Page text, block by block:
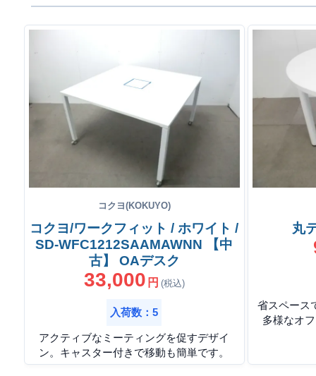
コクヨ(KOKUYO)
コクヨ/ワークフィット / ホワイト /
SD-WFC1212SAAMAWNN 【中
古】 OAデスク
33,000 円 (税込)
入荷数：5
アクティブなミーティングを促すデザイ
ン。キャスター付きで移動も簡単です。
丸
省スペース
多様なオ